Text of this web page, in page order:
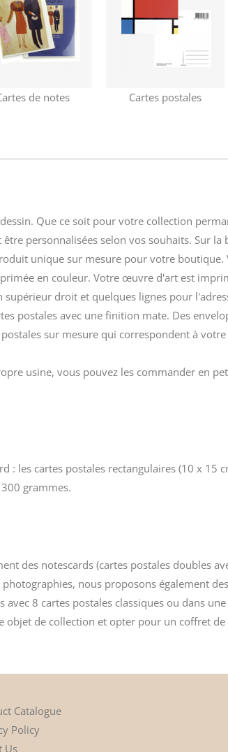
de notes Cartes postales
Que ce soit pour votre collection
personnalisées selon vos souhaits. Sur
unique sur mesure pour votre
en couleur. Votre œuvre d'art est
droit et quelques lignes pour
postales avec une finition mate. Des
sur mesure qui correspondent à
usine, vous pouvez les commander en
les cartes postales rectangulaires (10 x 15
grammes.
des notescards (cartes postales doubles
nous proposons également
8 cartes postales classiques ou dans
de collection et opter pour un coffret
Catalogue
Policy
Us